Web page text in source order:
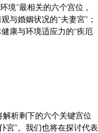
”最相关的六个宫位 。
与婚姻状况的“夫妻宮”；
康与环境适应力的“疾厄
解析剩下的六个关键宫位
宮”。我们也将在探讨代表